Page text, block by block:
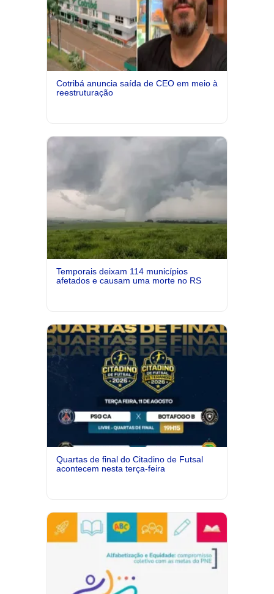
Cotribá anuncia saída de CEO em meio à
reestruturação
Temporais deixam 114 municípios
afetados e causam uma morte no RS
Quartas de final do Citadino de Futsal
acontecem nesta terça-feira